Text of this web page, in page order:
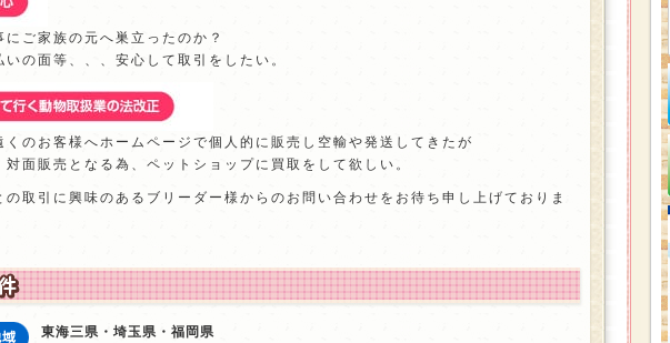
にご家族の元へ巣立ったのか？
いの面等、、、安心して取引をしたい。
くのお客様へホームページで個人的に販売し空輸や発送してきたが
対面販売となる為、ペットショップに買取をして欲しい。
の取引に興味のあるブリーダー様からのお問い合わせをお待ち申し上げておりま
東海三県・埼玉県・福岡県